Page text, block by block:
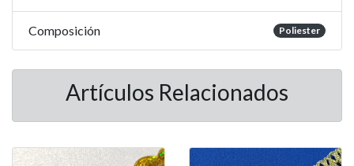
Composición Poliester
Artículos Relacionados